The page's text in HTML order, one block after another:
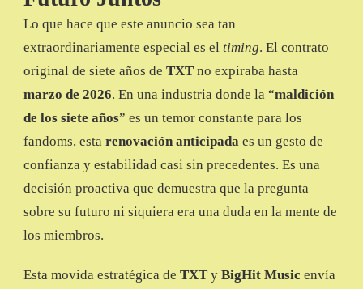
Lo que hace que este anuncio sea tan
extraordinariamente especial es el timing. El contrato
original de siete años de TXT no expiraba hasta
marzo de 2026. En una industria donde la “maldición
de los siete años” es un temor constante para los
fandoms, esta renovación anticipada es un gesto de
confianza y estabilidad casi sin precedentes. Es una
decisión proactiva que demuestra que la pregunta
sobre su futuro ni siquiera era una duda en la mente de
los miembros.
Esta movida estratégica de TXT y BigHit Music envía